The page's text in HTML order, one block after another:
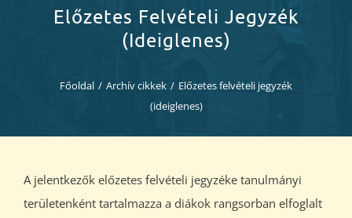
Diákjaink
Kapcsolat
Előzetes Felvételi Jegyzék
(ideiglenes)
Főoldal / Archív cikkek / Előzetes felvételi jegyzék
(ideiglenes)
A jelentkezők előzetes felvételi jegyzéke tanulmányi
területenként tartalmazza a diákok rangsorban elfoglalt